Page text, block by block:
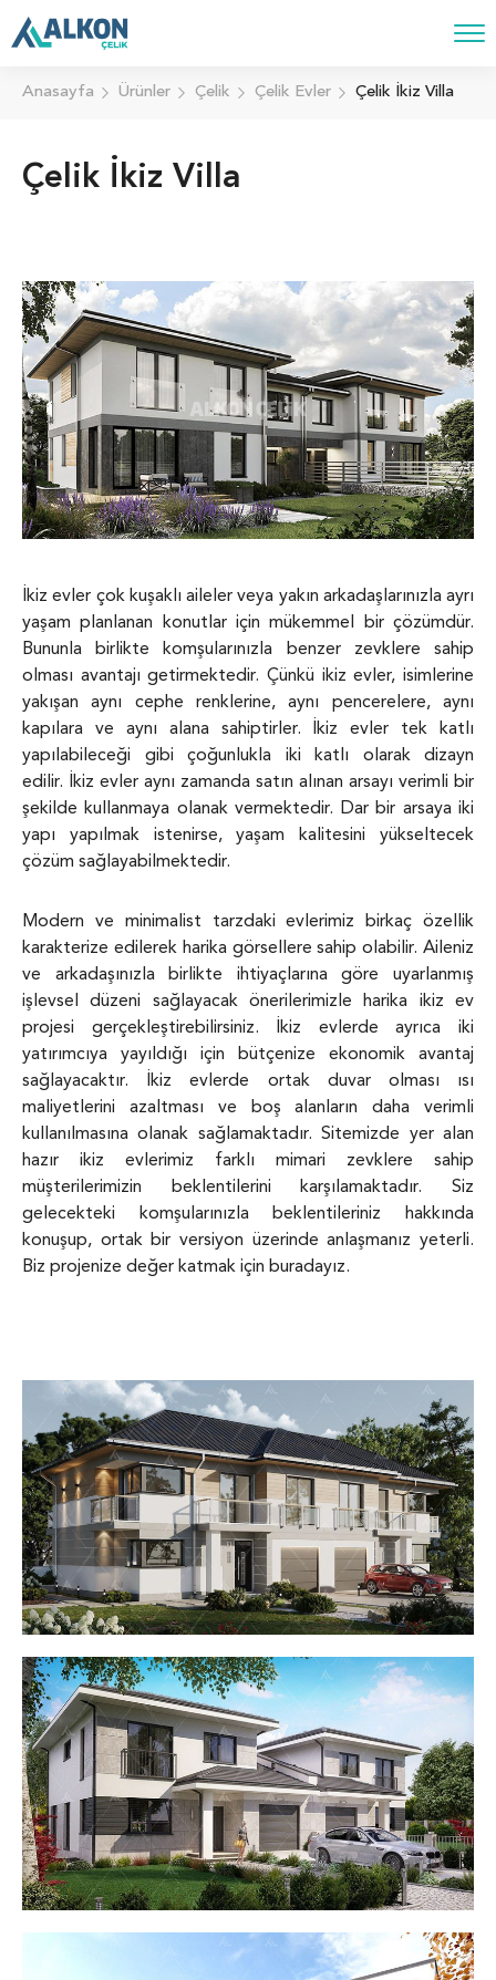
Anasayfa Ürünler Çelik Çelik Evler Çelik İkiz Villa
Çelik İkiz Villa
İkiz evler çok kuşaklı aileler veya yakın arkadaşlarınızla ayrı
yaşam planlanan konutlar için mükemmel bir çözümdür.
Bununla birlikte komşularınızla benzer zevklere sahip
olması avantajı getirmektedir. Çünkü ikiz evler, isimlerine
yakışan aynı cephe renklerine, aynı pencerelere, aynı
kapılara ve aynı alana sahiptirler. İkiz evler tek katlı
yapılabileceği gibi çoğunlukla iki katlı olarak dizayn
edilir. İkiz evler aynı zamanda satın alınan arsayı verimli bir
şekilde kullanmaya olanak vermektedir. Dar bir arsaya iki
yapı yapılmak istenirse, yaşam kalitesini yükseltecek
çözüm sağlayabilmektedir.
Modern ve minimalist tarzdaki evlerimiz birkaç özellik
karakterize edilerek harika görsellere sahip olabilir. Aileniz
ve arkadaşınızla birlikte ihtiyaçlarına göre uyarlanmış
işlevsel düzeni sağlayacak önerilerimizle harika ikiz ev
projesi gerçekleştirebilirsiniz. İkiz evlerde ayrıca iki
yatırımcıya yayıldığı için bütçenize ekonomik avantaj
sağlayacaktır. İkiz evlerde ortak duvar olması ısı
maliyetlerini azaltması ve boş alanların daha verimli
kullanılmasına olanak sağlamaktadır. Sitemizde yer alan
hazır ikiz evlerimiz farklı mimari zevklere sahip
müşterilerimizin beklentilerini karşılamaktadır. Siz
gelecekteki komşularınızla beklentileriniz hakkında
konuşup, ortak bir versiyon üzerinde anlaşmanız yeterli.
Biz projenize değer katmak için buradayız.